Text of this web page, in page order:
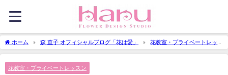
ホーム 森 直子 オフィシャルブログ「花は愛」
花教室・プライベートレッ
スン
NHK文化センターにて
花教室・プライベートレッスン